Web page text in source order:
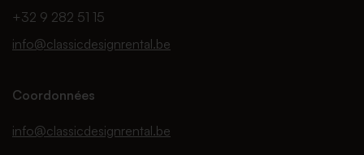
+32 9 282 51 15
info@classicdesignrental.be
Coordonnées
info@classicdesignrental.be